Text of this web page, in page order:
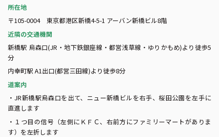
所在地
〒105-0004 東京都港区新橋4-5-1 アーバン新橋ビル8階
近隣の交通機関
新橋駅 烏森口(JR・地下鉄銀座線・都営浅草線・ゆりかもめ)より徒歩5
分
内幸町駅 A1出口(都営三田線)より徒歩8分
道案内
・JR新橋駅烏森口を出て、ニュー新橋ビルを右手、桜田公園を左手に
直進します
・１つ目の信号（左側にＫＦＣ、右前方にファミリーマートがありま
す）を左折します